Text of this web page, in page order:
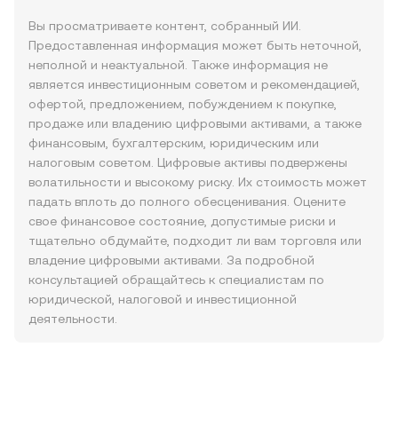
Вы просматриваете контент, собранный ИИ.
Предоставленная информация может быть неточной,
неполной и неактуальной. Также информация не
является инвестиционным советом и рекомендацией,
офертой, предложением, побуждением к покупке,
продаже или владению цифровыми активами, а также
финансовым, бухгалтерским, юридическим или
налоговым советом. Цифровые активы подвержены
волатильности и высокому риску. Их стоимость может
падать вплоть до полного обесценивания. Оцените
свое финансовое состояние, допустимые риски и
тщательно обдумайте, подходит ли вам торговля или
владение цифровыми активами. За подробной
консультацией обращайтесь к специалистам по
юридической, налоговой и инвестиционной
деятельности.